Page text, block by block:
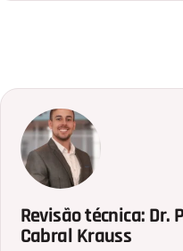
Revisão técnica: Dr.
Cabral Krauss